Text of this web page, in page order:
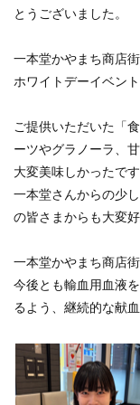
とうございました。
一本堂かやまち商店
ホワイトデーイベン
ご提供いただいた「
ーツやグラノーラ、
大変美味しかったで
一本堂さんからの少
の皆さまからも大変好
一本堂かやまち商店
今後とも輸血用血液
るよう、継続的な献